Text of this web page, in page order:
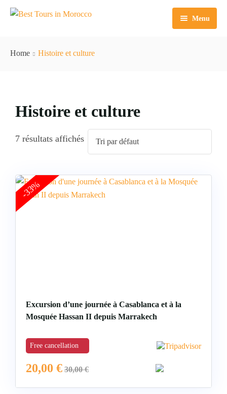
Menu
Excursions d’une journée à Casablanca
Excursions d’une journée à Agadir
Excursions d’une journée à Fès
Circuits Marrakech
Tours Agadir
Tours Fes
Tours Tanger
Excursion Agafay
A propos de nous
Home Histoire et culture
Histoire et culture
7 résultats affichés
-33%
Excursion d’une journée à Casablanca et à la
Mosquée Hassan II depuis Marrakech
Free cancellation
20,00 € 30,00€